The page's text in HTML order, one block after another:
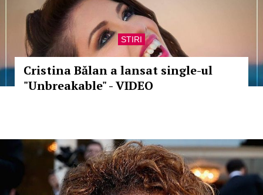
STIRI
Cristina Bălan a lansat single-ul
"Unbreakable" - VIDEO